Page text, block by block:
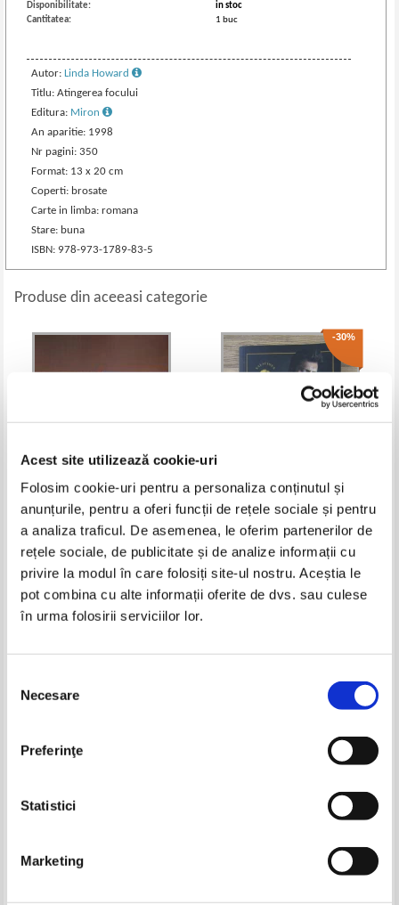
Acest site utilizează cookie-uri
Folosim cookie-uri pentru a personaliza conținutul și
anunțurile, pentru a oferi funcții de rețele sociale și pentru
a analiza traficul. De asemenea, le oferim partenerilor de
rețele sociale, de publicitate și de analize informații cu
privire la modul în care folosiți site-ul nostru. Aceștia le
pot combina cu alte informații oferite de dvs. sau culese
în urma folosirii serviciilor lor.
consimțământului
Necesare
Preferinţe
Statistici
Marketing
Disponibilitate:
in stoc
Cantitatea:
1 buc
Autor:Linda Howard
Titlu: Atingerea focului
Editura: Miron
An aparitie: 1998
Nr pagini: 350
Format: 13 x 20 cm
Coperti: brosate
Carte in limba: romana
Stare: buna
ISBN: 978-973-1789-83-5
Produse din aceeasi categorie
Mary Jo Putney - O iubire
21,00 Lei
Adaugă în coș
-30%
Sara Cate - Lauda-ma
Lei
Adaugă în coș
Pret: